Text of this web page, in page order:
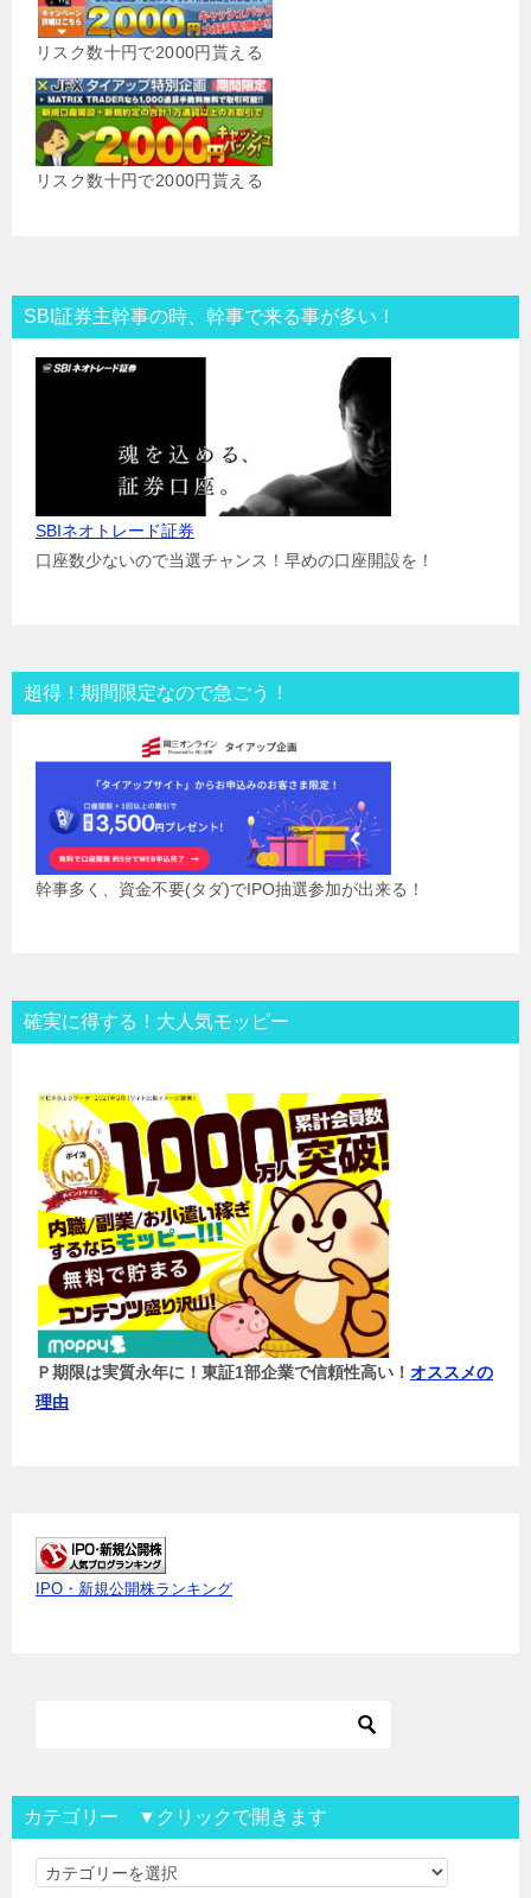
リスク数十円で2000円貰える
リスク数十円で2000円貰える
SBI証券主幹事の時、幹事で来る事が多い！
SBIネオトレード証券
口座数少ないので当選チャンス！早めの口座開設を！
超得！期間限定なので急ごう！
幹事多く、資金不要(タダ)でIPO抽選参加が出来る！
確実に得する！大人気モッピー
Ｐ期限は実質永年に！東証1部企業で信頼性高い！ オススメの
理由
IPO・新規公開株ランキング
カテゴリー ▼クリックで開きます
カ